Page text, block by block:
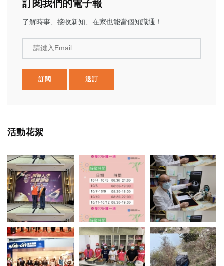
訂閱我們的電子報
了解時事、接收新知、在家也能當個知識通！
請鍵入Email
訂閱 退訂
活動花絮